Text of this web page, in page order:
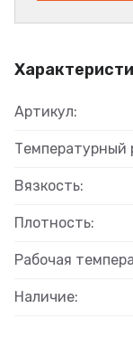
Артикул:
Температурный
Вязкость:
Плотность:
Рабочая
Наличие: